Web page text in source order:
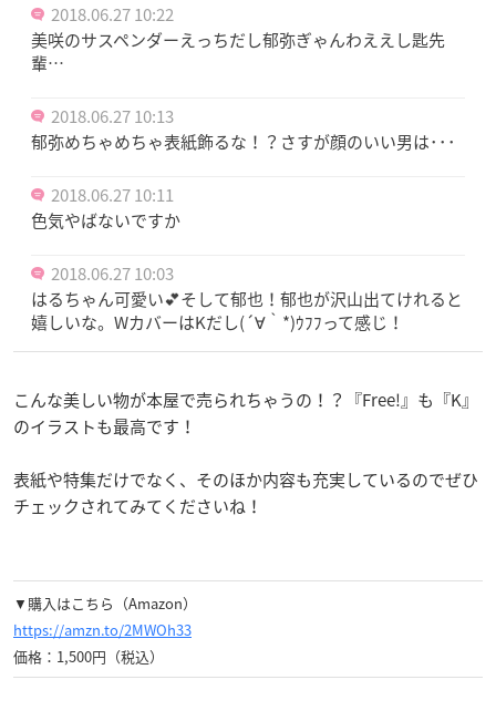
2018.06.27 10:22
美咲のサスペンダーえっちだし郁弥ぎゃんわええし匙先
輩…
2018.06.27 10:13
郁弥めちゃめちゃ表紙飾るな！？さすが顔のいい男は･･･
2018.06.27 10:11
色気やばないですか
2018.06.27 10:03
はるちゃん可愛い💕そして郁也！郁也が沢山出てけれると
嬉しいな。WカバーはKだし(´∀｀*)ｳﾌﾌって感じ！
こんな美しい物が本屋で売られちゃうの！？『Free!』も『K』
のイラストも最高です！
表紙や特集だけでなく、そのほか内容も充実しているのでぜひ
チェックされてみてくださいね！
▼購入はこちら（Amazon）
https://amzn.to/2MWOh33
価格：1,500円（税込）